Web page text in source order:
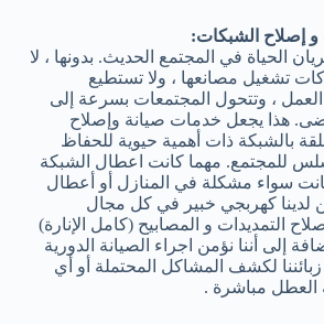
إصلاح الشبكات:
الحياة في المجتمع الحديث. بدونها ، لا
تشغيل مصانعها ، ولا تستطيع
، وتتحول المجتمعات بسرعة إلى
هذا يجعل خدمات صيانة وإصلاح
بالشبكة ذات أهمية حيوية للحفاظ
للمجتمع. مهما كانت اعطال الشبكة
كانت سواء مشكلة في المنازل أو أعطال
لدينا كهربجي خبير في كل مجال
التمديدات و المصابيح (كامل الإنارة)
إلى أننا نؤمن اجراء الصيانة الدورية
زبائننا لكشف المشاكل المحتملة أو أي
العطل مباشرة .